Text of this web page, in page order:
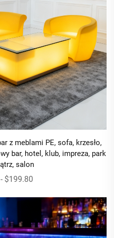
z meblami PE, sofa, krzesło,
bar, hotel, klub, impreza, park
salon
$199.80